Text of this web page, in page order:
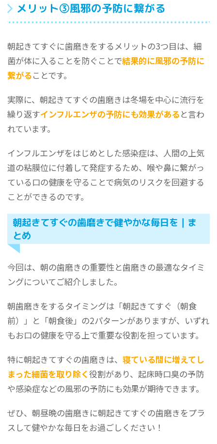
メリット③風邪の予防に繋がる
朝起きてすぐに歯磨きをするメリットの3つ目は、細
菌が体に入ることを防ぐことで結果的に風邪の予防に
繋がることです。
実際に、朝起きてすぐの歯磨きは冬場を中心に流行を
繰り返すインフルエンザの予防にも効果があると言わ
れています。
インフルエンザをはじめとした感染症は、人間の上気
道の粘膜位に付着して発症するため、喉や鼻に繋がっ
ている口の健康を守ることで病気のリスクを回避する
ことができるのです。
朝起きてすぐの歯磨きで健やかな毎日を｜ま
とめ
今回は、朝の歯磨きの重要性と歯磨きの最適なタイミ
ングについてご紹介しました。
朝歯磨きをするタイミングは「朝起きてすぐ（朝食
前）」と「朝食後」の2パターンがありますが、いずれ
もお口の健康を守る上で重要な役割を担っています。
特に朝起きてすぐの歯磨きは、寝ている間に増えてし
まった細菌を取り除く役割があり、起床時口臭の予防
や感染症などの風邪の予防にも効果が期待できます。
ぜひ、朝昼晩の歯磨きに朝起きてすぐの歯磨きをプラ
スして健やかな毎日をお過ごしください！